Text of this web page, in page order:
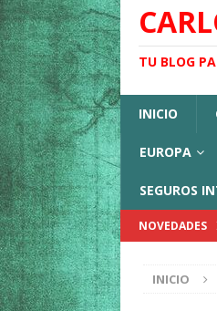
TU BLOG
INICIO
EUROPA
SEGUROS
NOVEDADES
INICIO